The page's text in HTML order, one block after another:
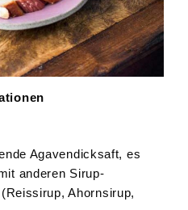
Agavendicksaft, es
anderen Sirup-
Ahornsirup,